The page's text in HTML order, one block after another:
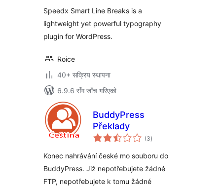
Speedx Smart Line Breaks is a
lightweight yet powerful typography
plugin for WordPress.
Roice
40+ सक्रिय स्थापना
6.9.6 सँग जाँच गरिएको
BuddyPress
Překlady
(3कुल
रेटिङ्गहरू
)
Konec nahrávání české mo souboru do
BuddyPress. Již nepotřebujete žádné
FTP, nepotřebujete k tomu žádné